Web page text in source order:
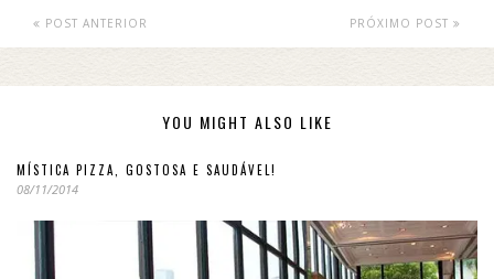
POST ANTERIOR PRÓXIMO POST
YOU MIGHT ALSO LIKE
MÍSTICA PIZZA, GOSTOSA E SAUDÁVEL!
08/11/2014